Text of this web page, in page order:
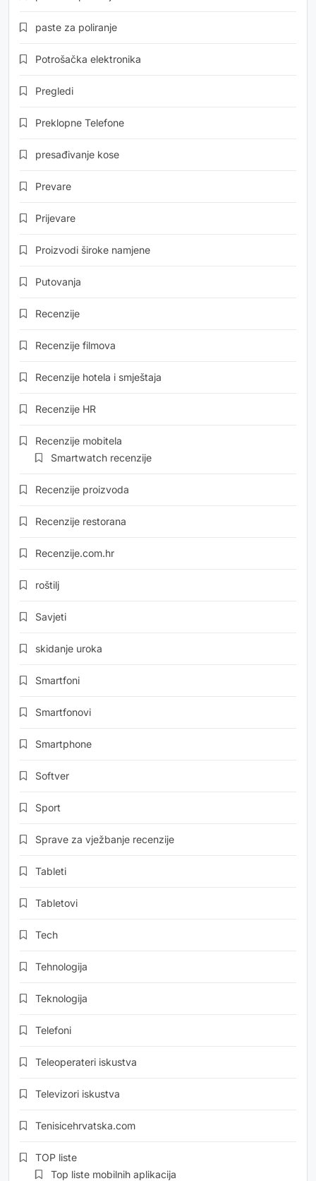
paste za poliranje
Potrošačka elektronika
Pregledi
Preklopne Telefone
presađivanje kose
Prevare
Prijevare
Proizvodi široke namjene
Putovanja
Recenzije
Recenzije filmova
Recenzije hotela i smještaja
Recenzije HR
Recenzije mobitela
Smartwatch recenzije
Recenzije proizvoda
Recenzije restorana
Recenzije.com.hr
roštilj
Savjeti
skidanje uroka
Smartfoni
Smartfonovi
Smartphone
Softver
Sport
Sprave za vježbanje recenzije
Tableti
Tabletovi
Tech
Tehnologija
Teknologija
Telefoni
Teleoperateri iskustva
Televizori iskustva
Tenisicehrvatska.com
TOP liste
Top liste mobilnih aplikacija